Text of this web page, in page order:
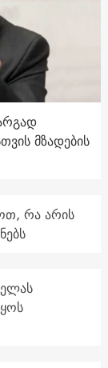
მზადების
რა არის